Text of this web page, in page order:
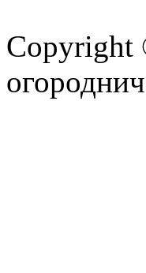
Copyright